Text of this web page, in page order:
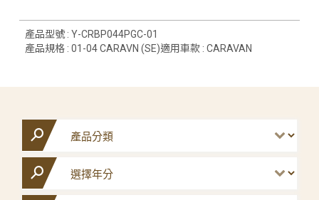
產品型號 : Y-CRBP044PGC-01
產品規格 : 01-04 CARAVN (SE)適用車款 : CARAVAN